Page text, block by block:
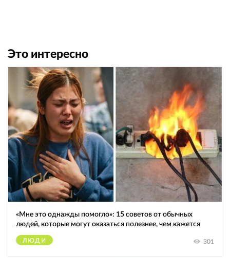
Это интересно
«Мне это однажды помогло»: 15 советов от обычных
людей, которые могут оказаться полезнее, чем кажется
ЛЮДИ 301